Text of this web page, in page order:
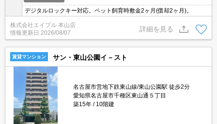
デジタルロックキー対応。ペット飼育時敷金2ヶ月(償却2ヶ月)。
株式会社エイブル 本山店
情報更新日 2026/08/07
詳細を見る
賃貸マンション サン・東山公園イ－スト
名古屋市営地下鉄東山線/東山公園駅 徒歩2分
愛知県名古屋市千種区東山通５丁目
築15年
10階建